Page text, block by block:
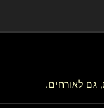
גם לאורחים.